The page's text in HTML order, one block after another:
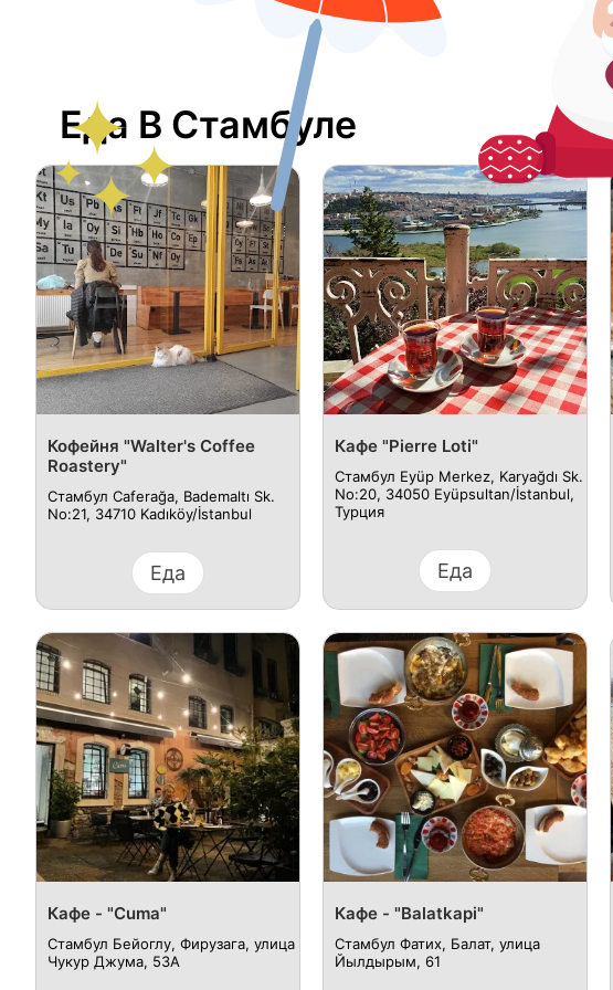
Еда В Стамбуле
Кофейня "Walter's Coffee
Roastery"
Стамбул Caferağa, Bademaltı Sk.
No:21, 34710 Kadıköy/İstanbul
Еда
Кафе "Pierre Loti"
Стамбул Eyüp Merkez, Karyağdı Sk.
No:20, 34050 Eyüpsultan/İstanbul,
Турция
Еда
Кафе - "Cuma"
Стамбул Бейоглу, Фирузага, улица
Чукур Джума, 53A
Кафе - "Balatkapi"
Стамбул Фатих, Балат, улица
Йылдырым, 61